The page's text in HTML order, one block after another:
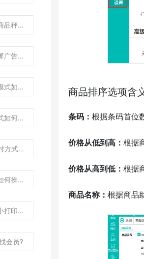
前台条码秤下传商品秤内码取条码后4位如何设置？
前台固定副屏全屏广告如何设置？
【新版】预包装模式如何设置？
前台无人值守模式如何进行设置？
前台POS结账支付方式如何设置为两列显示？
联网查询销售单如何操作?
标签纸张规格较小打印条形码不全如何处理？
会员?
商品排序选项含
条码： 根据条码首位
价格从低到高： 根据
价格从高到低： 根据
商品名称： 根据商品